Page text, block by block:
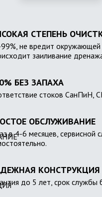
СТЕПЕНЬ
не вредит окружающей
заиливание
БЕЗ ЗАПАХА
стоков СанПиН,
ОБСЛУЖИВАНИЕ
в 4-6 месяцев, сервисной
КОНСТРУКЦИЯ
до 5 лет, срок службы